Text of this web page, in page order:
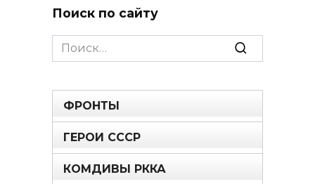
Поиск по сайту
Search
for:
ФРОНТЫ
ГЕРОИ СССР
КОМДИВЫ РККА